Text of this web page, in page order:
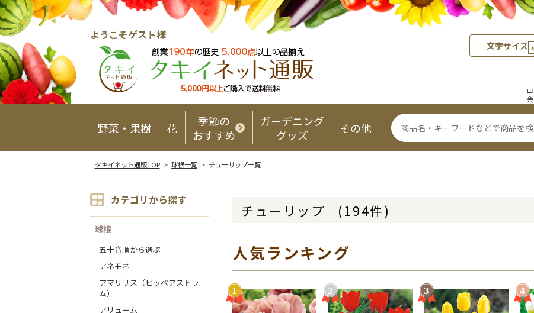
ようこそゲスト様
文字サイズ
野菜・果樹 花
季節の
おすすめ
ガーデニング
グッズ
その他
タキイネット通販TOP> 球根一覧> チューリップ一覧
カテゴリから探す
球根
五十音順から選ぶ
アネモネ
アマリリス（ヒッペアストラ
ム）
アリューム
チューリップ (194件)
人気ランキング